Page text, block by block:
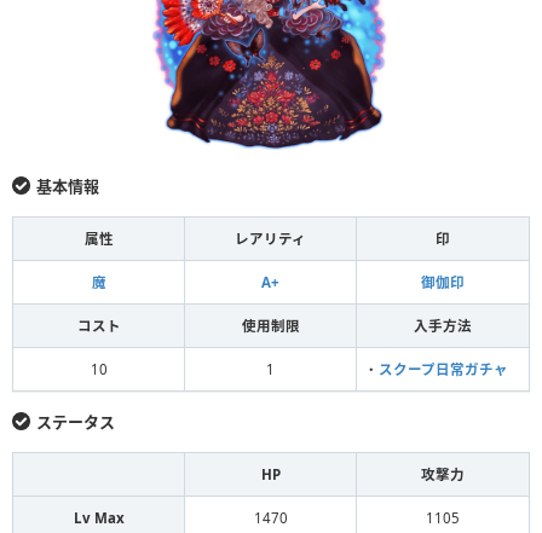
基本情報
属性 レアリティ 印
魔 A+ 御伽印
コスト 使用制限 入手方法
10 1 ・ スクープ日常ガチャ
ステータス
HP 攻撃力
Lv Max 1470 1105